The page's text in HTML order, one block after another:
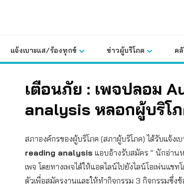
แจ้งเบาะแส/ร้องทุกข์ ข่าวผู้บริโภค ค
เตือนภัย : เพจปลอม
analysis หลอกผู้บริโ
สภาองค์กรของผู้บริโภค (สภาผู้บริโภค) ได้รับแจ้งเ
reading analysis แอบอ้างรับสมัคร ” นักอ่าน
เพจ โดยทางเพจได้ให้แอดไลน์ไปยังไลน์โอเพ่นแ
ตัวเพื่อสมัครงานและให้ทำกิจกรรม 3 กิจกรรมซึ่งข้